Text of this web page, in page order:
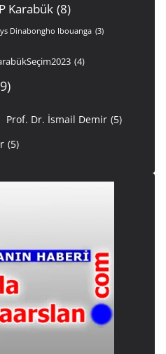
Karabük (8)
Dinabongho Ibouanga (3)
(4)
Prof. Dr. İsmail Demir (5)
(5)